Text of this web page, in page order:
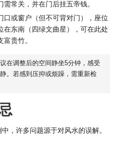
常关，并在门后挂五帝钱。
口或窗户（但不可背对门），座位
在东南（四绿文曲星），可在此处
贵竹。
在调整后的空间静坐5分钟，感受
。若感到压抑或烦躁，需重新检
，许多问题源于对风水的误解。